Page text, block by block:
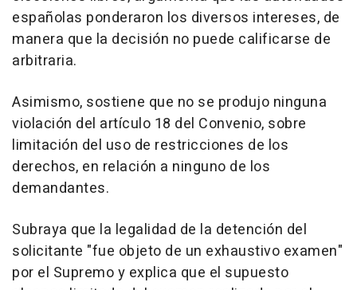
españolas ponderaron los diversos intereses, de
manera que la decisión no puede calificarse de
arbitraria.
Asimismo, sostiene que no se produjo ninguna
violación del artículo 18 del Convenio, sobre
limitación del uso de restricciones de los
derechos, en relación a ninguno de los
demandantes.
Subraya que la legalidad de la detención del
solicitante "fue objeto de un exhaustivo examen"
por el Supremo y explica que el supuesto